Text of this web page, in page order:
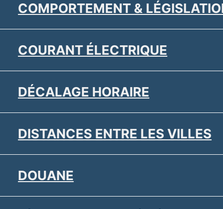
COMPORTEMENT &
COURANT ÉLECTRIQUE
DÉCALAGE HORAIRE
DISTANCES ENTRE LES VILLES
DOUANE